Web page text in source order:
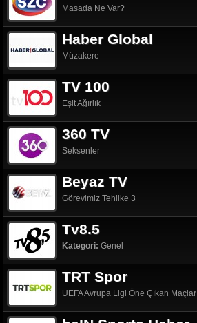
Masada Ne Var?
Haber Global
Müzakere
TV 100
Eşit Ağırlık
360 TV
Seksenler
Beyaz TV
Görevimiz Tehlike 3
Tv8.5
Kategori: Genel
TRT Spor
UEFA Avrupa Ligi Öne Çıkan Maçlar